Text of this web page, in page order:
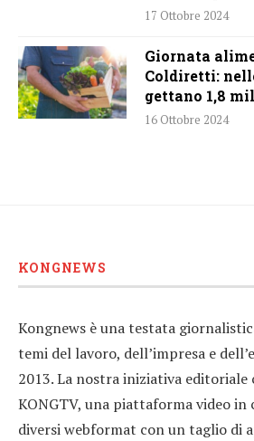
17 Ottobre 2024
Giornata
Coldiretti:
gettano 1,8
16 Ottobre 2024
KONGNEWS
Kongnews è una testata
temi del lavoro, dell’impresa e
2013. La nostra iniziativa editoriale
KONGTV, una piattaforma video in
diversi webformat con un taglio di